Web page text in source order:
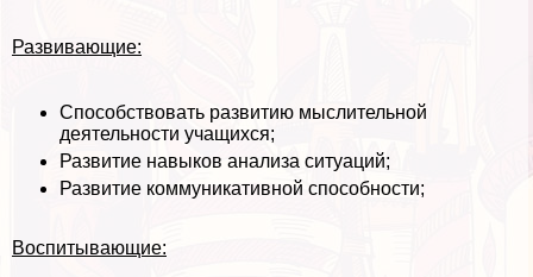
Развивающие:
Способствовать развитию мыслительной
деятельности учащихся;
Развитие навыков анализа ситуаций;
Развитие коммуникативной способности;
Воспитывающие: